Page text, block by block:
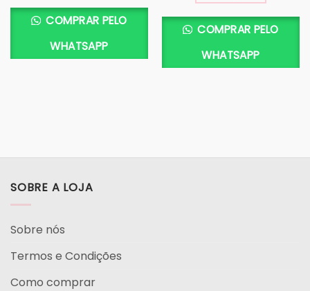
COMPRAR PELO
WHATSAPP
COMPRAR PELO
WHATSAPP
SOBRE A LOJA
Sobre nós
Termos e Condições
Como comprar